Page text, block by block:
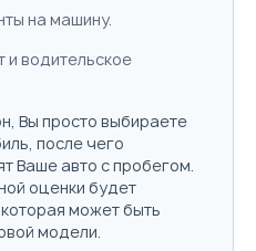
на машину.
и водительское
Вы просто выбираете
после чего
Ваше авто с пробегом.
оценки будет
может быть
модели.